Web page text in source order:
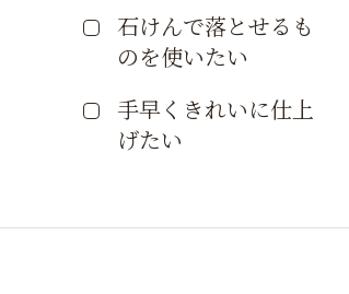
石けんで落とせるも
のを使いたい
手早くきれいに仕上
げたい